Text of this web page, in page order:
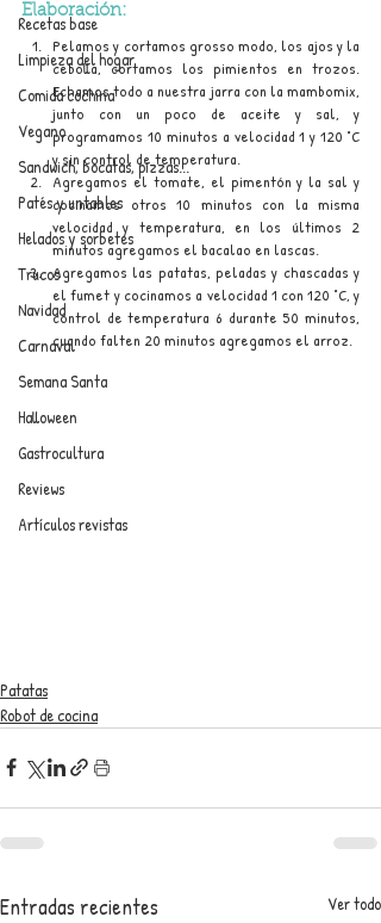
Recetas base
Limpieza del hogar
Comida cochina
Vegano
Sandwich, bocatas, pizzas...
Patés y untables
Helados y sorbetes
Trucos
Navidad
Carnaval
Semana Santa
Halloween
Gastrocultura
Reviews
Artículos revistas
Elaboración:
Pelamos y cortamos grosso modo, los ajos y la
cebolla, cortamos los pimientos en trozos.
Echamos todo a nuestra jarra con la mambomix,
junto con un poco de aceite y sal, y
programamos 10 minutos a velocidad 1 y 120 °C
y sin control de temperatura.
Agregamos el tomate, el pimentón y la sal y
cocinamos otros 10 minutos con la misma
velocidad y temperatura, en los últimos 2
minutos agregamos el bacalao en lascas.
Agregamos las patatas, peladas y chascadas y
el fumet y cocinamos a velocidad 1 con 120 °C, y
control de temperatura 6 durante 50 minutos,
cuando falten 20 minutos agregamos el arroz.
Patatas
Robot de cocina
Entradas recientes Ver todo